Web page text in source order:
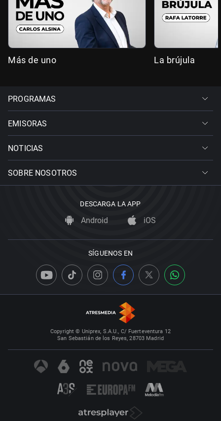
Más de uno La brújula
PROGRAMAS
EMISORAS
NOTICIAS
SOBRE NOSOTROS
DESCARGA LA APP
Android iOS
SÍGUENOS EN
Copyright © Uniprex, S.A.U., C/ Fuerteventura 12
San Sebastián de los Reyes, 28703 Madrid